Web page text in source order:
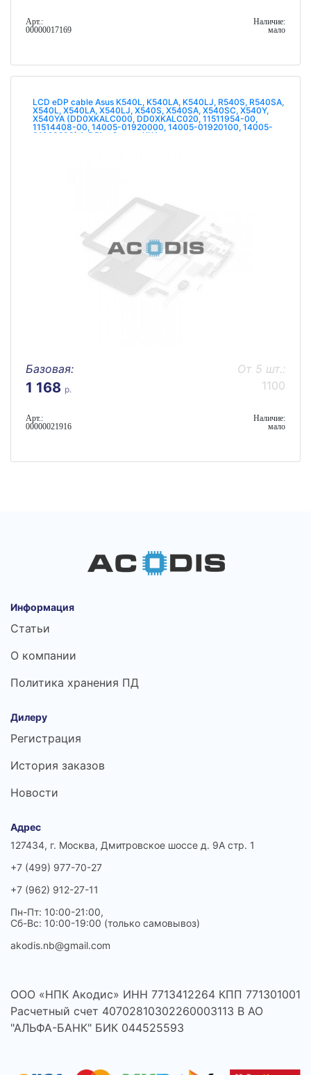
Арт.:
00000017169
Наличие:
мало
LCD eDP cable Asus K540L, K540LA, K540LJ, R540S, R540SA,
X540L, X540LA, X540LJ, X540S, X540SA, X540SC, X540Y,
X540YA (DD0XKALC000, DD0XKALC020, 11511954-00,
11514408-00, 14005-01920000, 14005-01920100, 14005-
01920200) (eDP) - Quanta XKA
Базовая:
1 168 р.
От 5 шт.:
1100
Арт.:
00000021916
Наличие:
мало
Информация
Статьи
О компании
Политика хранения ПД
Дилеру
Регистрация
История заказов
Новости
Адрес
127434, г. Москва, Дмитровское шоссе д. 9А стр. 1
+7 (499) 977-70-27
+7 (962) 912-27-11
Пн-Пт: 10:00-21:00,
Сб-Вс: 10:00-19:00 (только самовывоз)
akodis.nb@gmail.com
ООО «НПК Акодис» ИНН 7713412264 КПП 771301001
Расчетный счет 40702810302260003113 В АО
"АЛЬФА-БАНК" БИК 044525593